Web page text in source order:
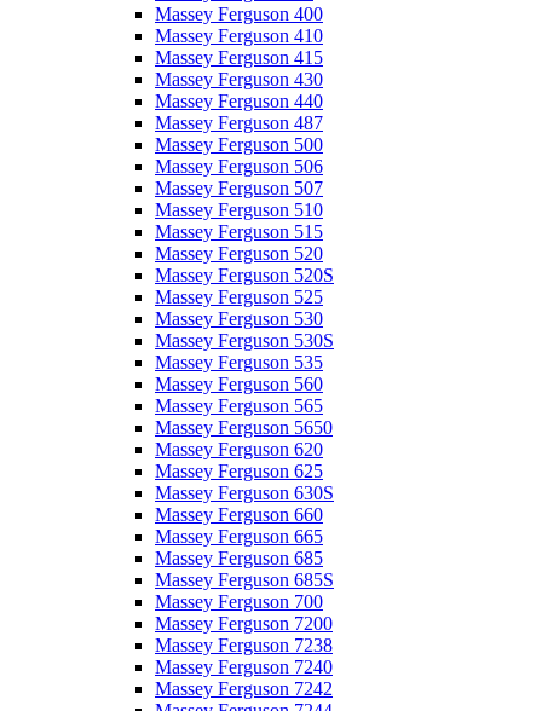
Massey Ferguson 400
Massey Ferguson 410
Massey Ferguson 415
Massey Ferguson 430
Massey Ferguson 440
Massey Ferguson 487
Massey Ferguson 500
Massey Ferguson 506
Massey Ferguson 507
Massey Ferguson 510
Massey Ferguson 515
Massey Ferguson 520
Massey Ferguson 520S
Massey Ferguson 525
Massey Ferguson 530
Massey Ferguson 530S
Massey Ferguson 535
Massey Ferguson 560
Massey Ferguson 565
Massey Ferguson 5650
Massey Ferguson 620
Massey Ferguson 625
Massey Ferguson 630S
Massey Ferguson 660
Massey Ferguson 665
Massey Ferguson 685
Massey Ferguson 685S
Massey Ferguson 700
Massey Ferguson 7200
Massey Ferguson 7238
Massey Ferguson 7240
Massey Ferguson 7242